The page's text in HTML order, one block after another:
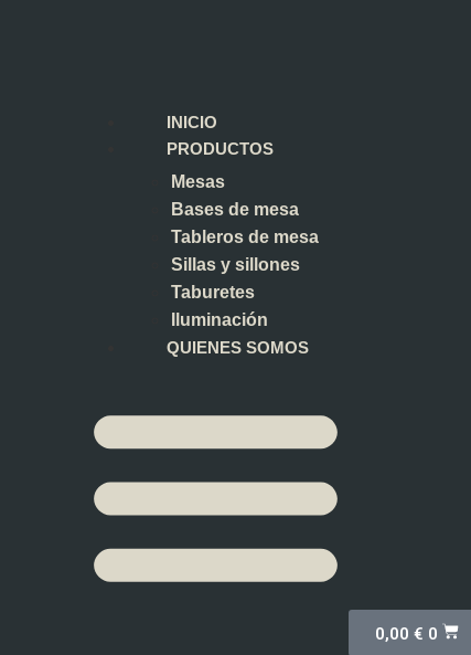
INICIO
PRODUCTOS
Mesas
Bases de mesa
Tableros de mesa
Sillas y sillones
Taburetes
Iluminación
QUIENES SOMOS
0,00 € 0